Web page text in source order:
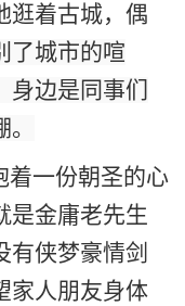
逛着古城，偶
了城市的喧
身边是同事们
着一份朝圣的心
是金庸老先生
有侠梦豪情剑
家人朋友身体